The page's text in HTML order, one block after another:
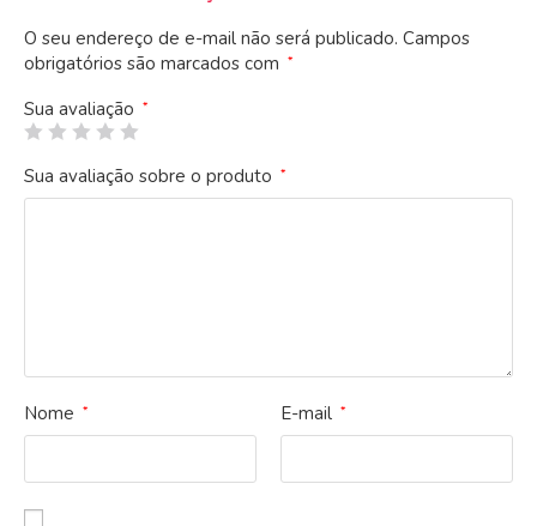
O seu endereço de e-mail não será publicado. Campos
obrigatórios são marcados com *
Sua avaliação *
Sua avaliação sobre o produto *
Nome * E-mail *